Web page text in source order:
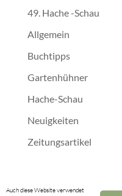
49. Hache -Schau
Allgemein
Buchtipps
Gartenhühner
Hache-Schau
Neuigkeiten
Zeitungsartikel
Auch diese Website verwendet